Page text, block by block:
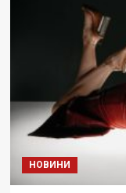
НОВИНИ